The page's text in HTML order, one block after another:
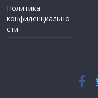
Политика
конфиденциально
сти